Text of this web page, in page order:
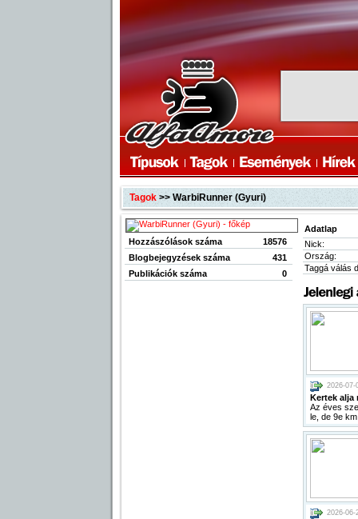
Tagok>> WarbiRunner (Gyuri)
Hozzászólások száma
18576
Blogbejegyzések száma
431
Publikációk száma
0
Adatlap
Nick:
Ország:
Taggá válás
2026-07-
Kertek alja
Az éves
le, de 9e
2026-06-